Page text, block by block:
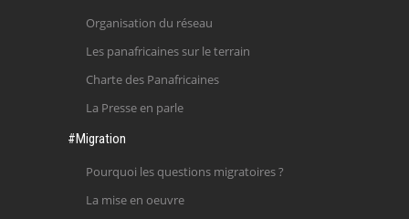
Organisation du réseau
Les panafricaines sur le terrain
Charte des Panafricaines
La Presse en parle
#Migration
Pourquoi les questions migratoires ?
La mise en oeuvre